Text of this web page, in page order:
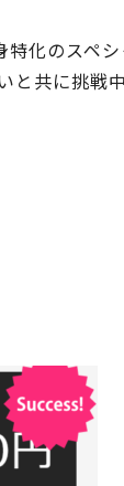
化のスペ
と共に挑戦